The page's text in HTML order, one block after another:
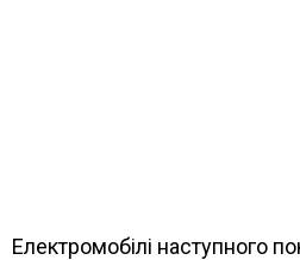
Електромобілі наступного